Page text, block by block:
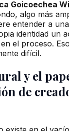
Goicoechea
algo más
entender a
identidad un
el proceso.
difícil.
y el
de